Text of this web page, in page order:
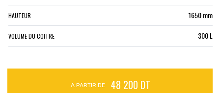
HAUTEUR 1650 mm
VOLUME DU COFFRE 300 L
A PARTIR DE 48 200 DT